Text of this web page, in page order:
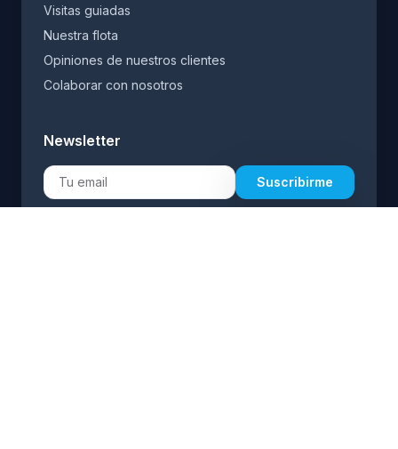
Visitas guiadas
Nuestra flota
Opiniones de nuestros clientes
Colaborar con nosotros
Newsletter
Suscribirme